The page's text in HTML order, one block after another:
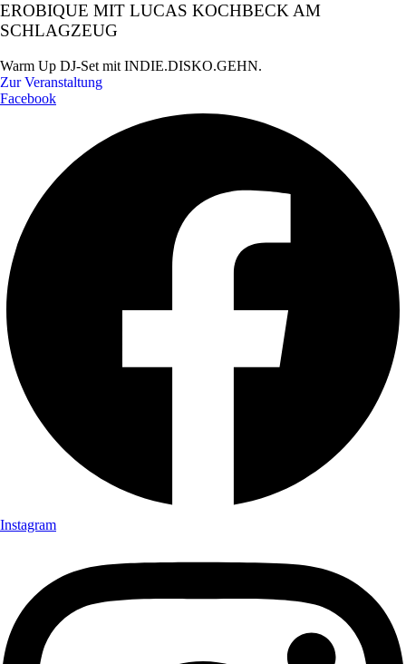
EROBIQUE MIT LUCAS KOCHBECK AM
SCHLAGZEUG
Warm Up DJ-Set mit INDIE.DISKO.GEHN.
Zur Veranstaltung
Facebook
Instagram